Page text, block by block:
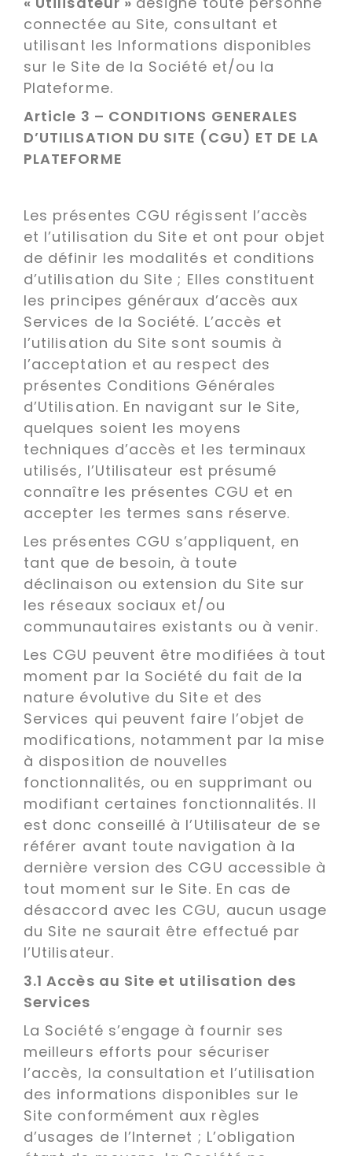
connectée au Site, consultant et
utilisant les Informations disponibles
sur le Site de la Société et/ou la
Plateforme.
Article 3 – CONDITIONS GENERALES
D’UTILISATION DU SITE (CGU) ET DE LA
PLATEFORME
Les présentes CGU régissent l’accès
et l’utilisation du Site et ont pour objet
de définir les modalités et conditions
d’utilisation du Site ; Elles constituent
les principes généraux d’accès aux
Services de la Société. L’accès et
l’utilisation du Site sont soumis à
l’acceptation et au respect des
présentes Conditions Générales
d’Utilisation. En navigant sur le Site,
quelques soient les moyens
techniques d’accès et les terminaux
utilisés, l’Utilisateur est présumé
connaître les présentes CGU et en
accepter les termes sans réserve.
Les présentes CGU s’appliquent, en
tant que de besoin, à toute
déclinaison ou extension du Site sur
les réseaux sociaux et/ou
communautaires existants ou à venir.
Les CGU peuvent être modifiées à tout
moment par la Société du fait de la
nature évolutive du Site et des
Services qui peuvent faire l’objet de
modifications, notamment par la mise
à disposition de nouvelles
fonctionnalités, ou en supprimant ou
modifiant certaines fonctionnalités. Il
est donc conseillé à l’Utilisateur de se
référer avant toute navigation à la
dernière version des CGU accessible à
tout moment sur le Site. En cas de
désaccord avec les CGU, aucun usage
du Site ne saurait être effectué par
l’Utilisateur.
3.1 Accès au Site et utilisation des
Services
La Société s’engage à fournir ses
meilleurs efforts pour sécuriser
l’accès, la consultation et l’utilisation
des informations disponibles sur le
Site conformément aux règles
d’usages de l’Internet ; L’obligation